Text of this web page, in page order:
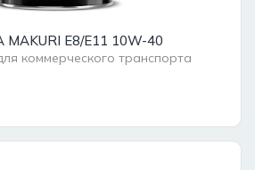
MAKURI E8/E11 10W-40
коммерческого транспорта